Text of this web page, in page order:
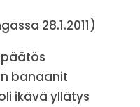
28.1.2011)
banaanit
ikävä yllätys